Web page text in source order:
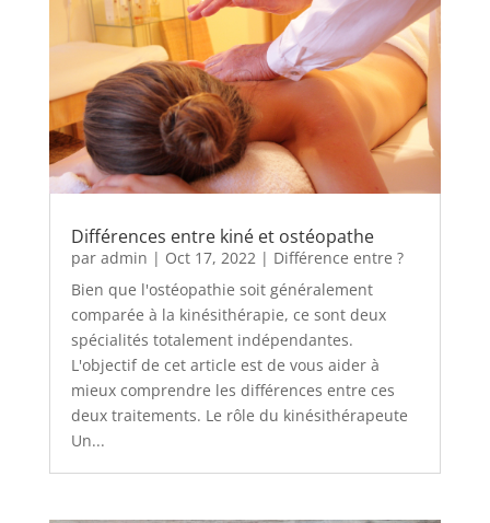
Différences entre kiné et ostéopathe
par admin | Oct 17, 2022 | Différence entre ?
Bien que l'ostéopathie soit généralement
comparée à la kinésithérapie, ce sont deux
spécialités totalement indépendantes.
L'objectif de cet article est de vous aider à
mieux comprendre les différences entre ces
deux traitements. Le rôle du kinésithérapeute
Un...